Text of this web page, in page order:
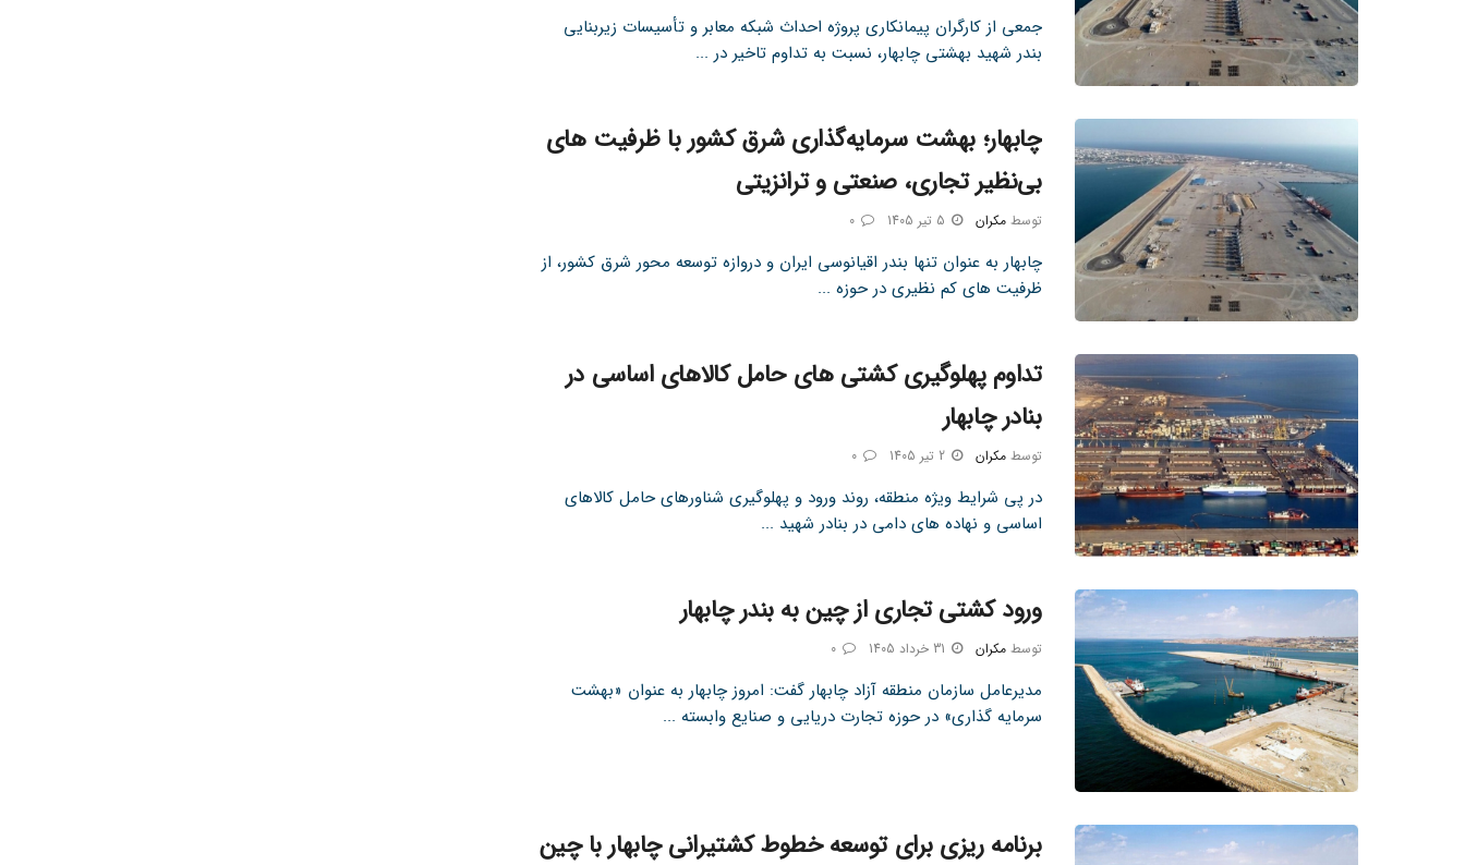
جمعی از کارگران پیمانکاری پروژه احداث شبکه معابر و تأسیسات زیربنایی
بندر شهید بهشتی چابهار، نسبت به تداوم تاخیر در ...
چابهار؛ بهشت سرمایه‌گذاری شرق کشور با ظرفیت‌ های
بی‌نظیر تجاری، صنعتی و ترانزیتی
توسط مکران 0
چابهار به عنوان تنها بندر اقیانوسی ایران و دروازه توسعه محور شرق کشور، از
ظرفیت های کم نظیری در حوزه ...
تداوم پهلوگیری کشتی‌ های حامل کالاهای اساسی در
بنادر چابهار
توسط مکران 2 تیر 1405 0
در پی شرایط ویژه منطقه، روند ورود و پهلوگیری شناورهای حامل کالاهای
اساسی و نهاده‌ های دامی در بنادر شهید ...
ورود کشتی تجاری از چین به بندر چابهار
توسط مکران 0
مدیرعامل سازمان منطقه آزاد چابهار گفت: امروز چابهار به عنوان «بهشت
سرمایه گذاری» در حوزه تجارت دریایی و صنایع وابسته ...
برنامه‌ ریزی برای توسعه خطوط کشتیرانی چابهار با چین